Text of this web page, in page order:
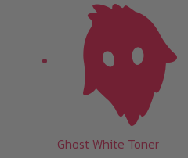
Ghost White Toner